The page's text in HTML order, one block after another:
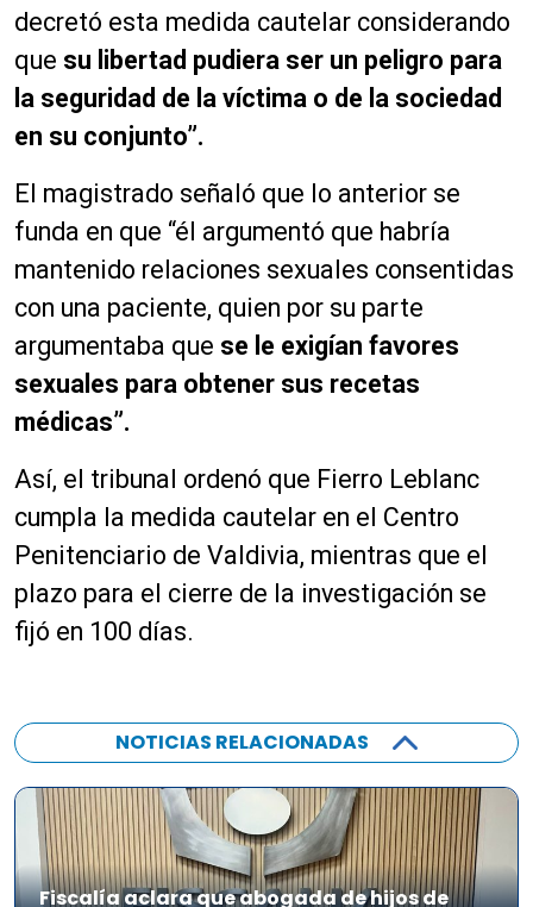
decretó esta medida cautelar considerando
que su libertad pudiera ser un peligro para
la seguridad de la víctima o de la sociedad
en su conjunto”.
El magistrado señaló que lo anterior se
funda en que “él argumentó que habría
mantenido relaciones sexuales consentidas
con una paciente, quien por su parte
argumentaba que se le exigían favores
sexuales para obtener sus recetas
médicas”.
Así, el tribunal ordenó que Fierro Leblanc
cumpla la medida cautelar en el Centro
Penitenciario de Valdivia, mientras que el
plazo para el cierre de la investigación se
fijó en 100 días.
NOTICIAS RELACIONADAS
Fiscalía aclara que abogada de hijos de